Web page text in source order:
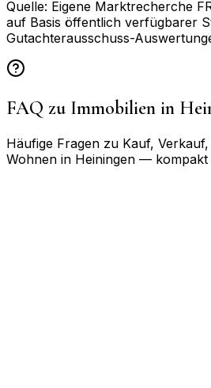
Quelle: Eigene Marktrecherche
auf Basis öffentlich verfügbarer
Gutachterausschuss-
FAQ zu Immobilien in
Häufige Fragen zu Kauf,
Wohnen in Heiningen — kompakt